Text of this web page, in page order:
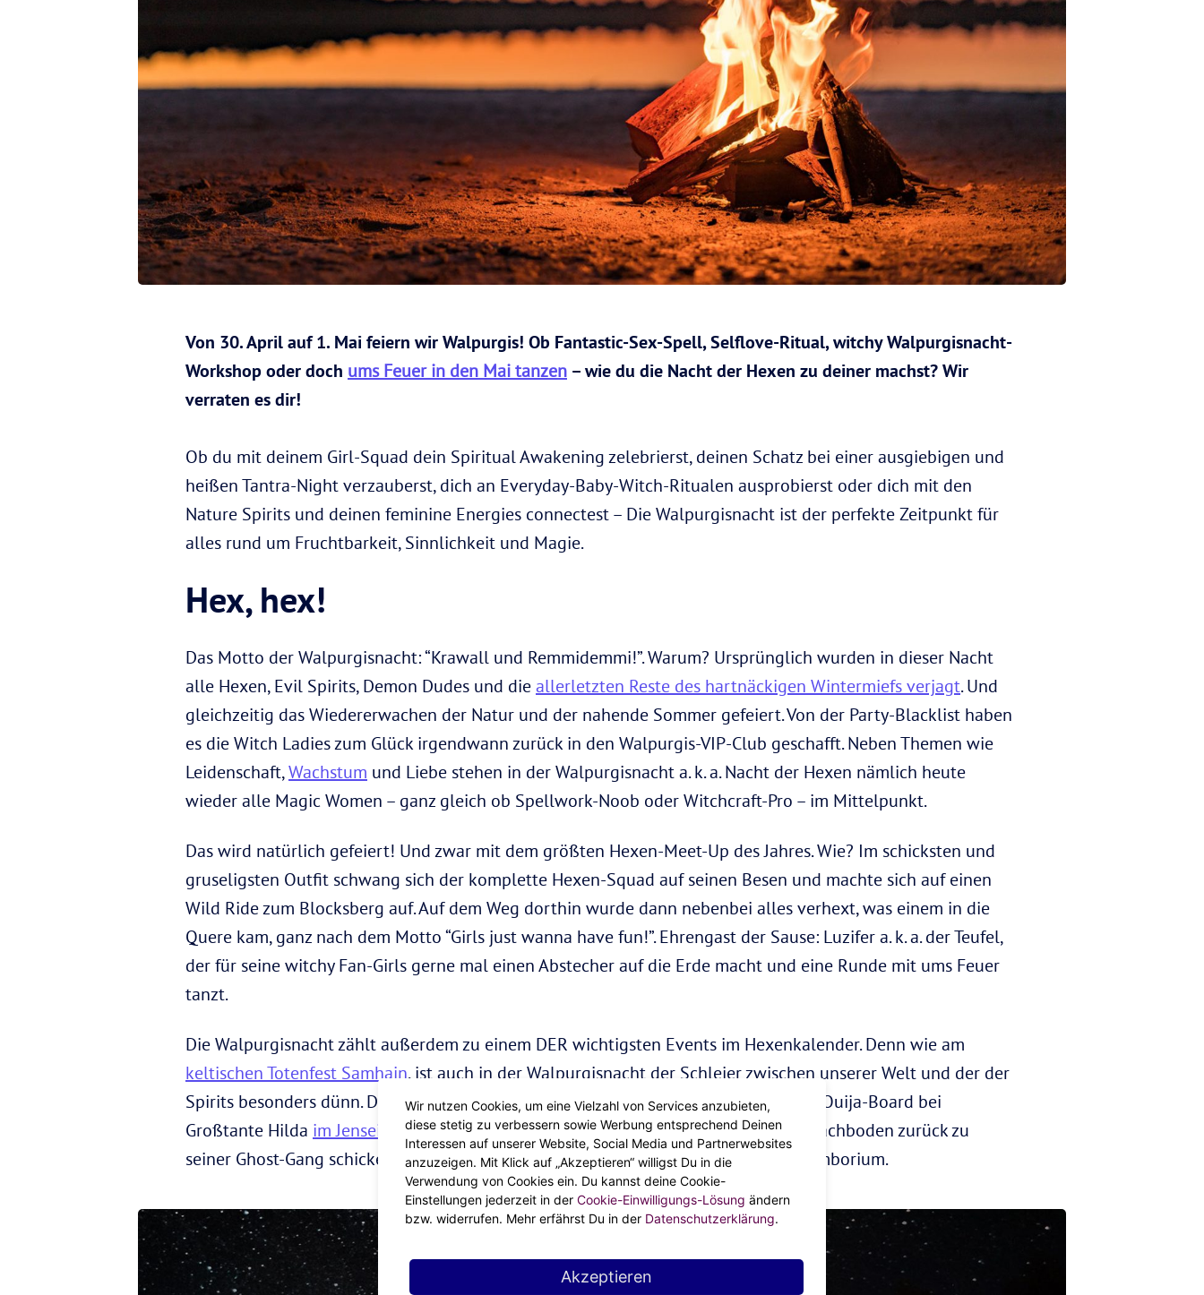
Von 30. April auf 1. Mai feiern wir Walpurgis! Ob Fantastic-Sex-Spell, Selflove-Ritual, witchy Walpurgisnacht-
Workshop oder doch ums Feuer in den Mai tanzen – wie du die Nacht der Hexen zu deiner machst? Wir
verraten es dir!
Ob du mit deinem Girl-Squad dein Spiritual Awakening zelebrierst, deinen Schatz bei einer ausgiebigen und
heißen Tantra-Night verzauberst, dich an Everyday-Baby-Witch-Ritualen ausprobierst oder dich mit den
Nature Spirits und deinen feminine Energies connectest – Die Walpurgisnacht ist der perfekte Zeitpunkt für
alles rund um Fruchtbarkeit, Sinnlichkeit und Magie.
Hex, hex!
Das Motto der Walpurgisnacht: “Krawall und Remmidemmi!”. Warum? Ursprünglich wurden in dieser Nacht
alle Hexen, Evil Spirits, Demon Dudes und die allerletzten Reste des hartnäckigen Wintermiefs verjagt. Und
gleichzeitig das Wiedererwachen der Natur und der nahende Sommer gefeiert. Von der Party-Blacklist haben
es die Witch Ladies zum Glück irgendwann zurück in den Walpurgis-VIP-Club geschafft. Neben Themen wie
Leidenschaft,Wachstum und Liebe stehen in der Walpurgisnacht a. k. a. Nacht der Hexen nämlich heute
wieder alle Magic Women – ganz gleich ob Spellwork-Noob oder Witchcraft-Pro – im Mittelpunkt.
Das wird natürlich gefeiert! Und zwar mit dem größten Hexen-Meet-Up des Jahres. Wie? Im schicksten und
gruseligsten Outfit schwang sich der komplette Hexen-Squad auf seinen Besen und machte sich auf einen
Wild Ride zum Blocksberg auf. Auf dem Weg dorthin wurde dann nebenbei alles verhext, was einem in die
Quere kam, ganz nach dem Motto “Girls just wanna have fun!”. Ehrengast der Sause: Luzifer a. k. a. der Teufel,
der für seine witchy Fan-Girls gerne mal einen Abstecher auf die Erde macht und eine Runde mit ums Feuer
tanzt.
Die Walpurgisnacht zählt außerdem zu einem DER wichtigsten Events im Hexenkalender. Denn wie am
keltischen Totenfest Samhain, ist auch in der Walpurgisnacht der Schleier zwischen unserer Welt und der der
Spirits besonders dünn. Das musste natürlich genutzt werden. Ob mal kurz mit dem Ouija-Board bei
Großtante Hilda im Jenseits durchklingelnoder den nervigen Poltergeist auf dem Dachboden zurück zu
seiner Ghost-Gang schicken, das ging dann ganz easy und ohne großes, rituelles Brimborium.
Wir nutzen Cookies, um eine Vielzahl von Services anzubieten,
diese stetig zu verbessern sowie Werbung entsprechend Deinen
Interessen auf unserer Website, Social Media und Partnerwebsites
anzuzeigen. Mit Klick auf „Akzeptieren“ willigst Du in die
Verwendung von Cookies ein. Du kannst deine Cookie-
Einstellungen jederzeit in der Cookie-Einwilligungs-Lösung ändern
bzw. widerrufen. Mehr erfährst Du in der Datenschutzerklärung.
Akzeptieren